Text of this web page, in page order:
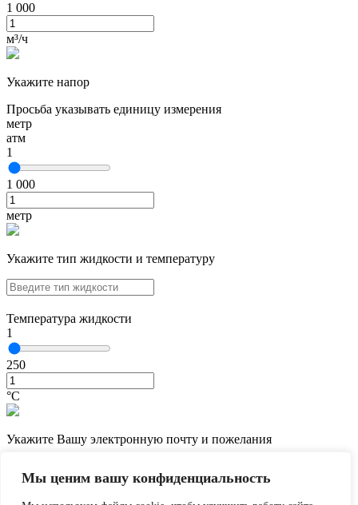
Мы ценим вашу конфиденциальность
1 000
м³/ч
Укажите напор
Просьба указывать единицу измерения
метр
атм
1
1 000
метр
Укажите тип жидкости и температуру
Температура жидкости
1
250
°С
Укажите Вашу электронную почту и пожелания